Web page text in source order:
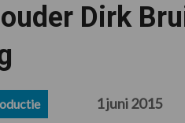
Dirk
1 juni 2015